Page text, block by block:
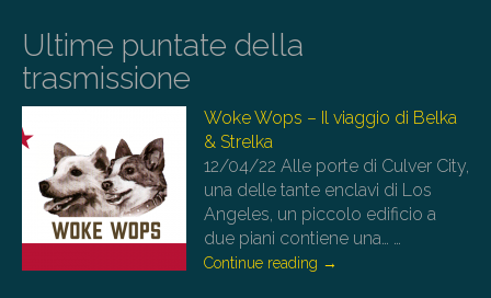
Ultime puntate della
trasmissione
Woke Wops – Il viaggio di Belka
& Strelka
12/04/22 Alle porte di Culver City,
una delle tante enclavi di Los
Angeles, un piccolo edificio a
due piani contiene una… …
Continue reading →